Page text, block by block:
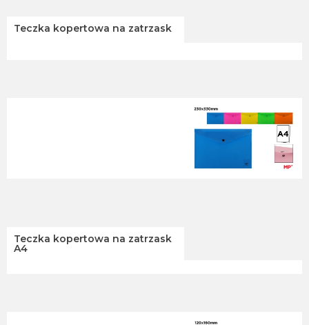
Teczka kopertowa na zatrzask
Teczka kopertowa na zatrzask
A4